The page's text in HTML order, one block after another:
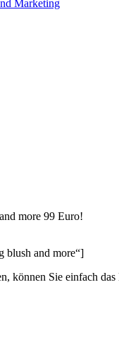
Marketing
more 99 Euro!
blush and more“]
können Sie einfach